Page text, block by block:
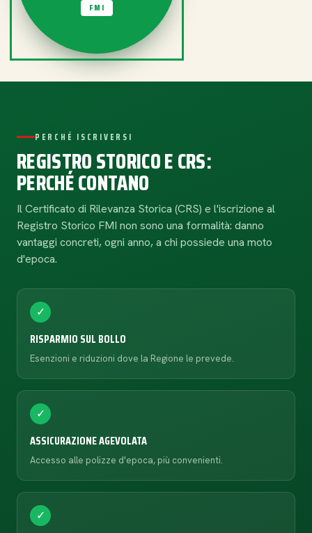
FMI
PERCHÉ ISCRIVERSI
REGISTRO STORICO E CRS:
PERCHÉ CONTANO
Il Certificato di Rilevanza Storica (CRS) e l'iscrizione al
Registro Storico FMI non sono una formalità: danno
vantaggi concreti, ogni anno, a chi possiede una moto
d'epoca.
✓
RISPARMIO SUL BOLLO
Esenzioni e riduzioni dove la Regione le prevede.
✓
ASSICURAZIONE AGEVOLATA
Accesso alle polizze d'epoca, più convenienti.
✓